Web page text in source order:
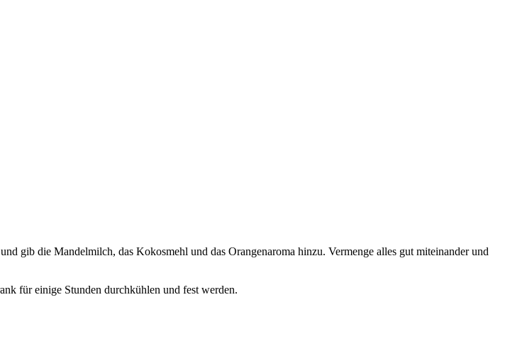
gib die Mandelmilch, das Kokosmehl und das Orangenaroma hinzu. Vermenge alles gut miteinander und
für einige Stunden durchkühlen und fest werden.